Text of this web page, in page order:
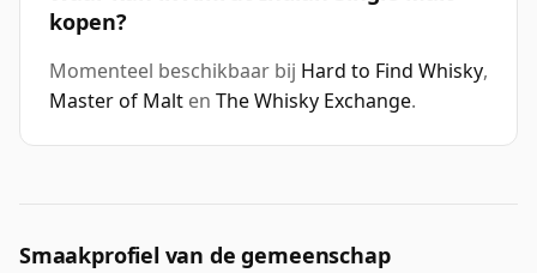
kopen?
Momenteel beschikbaar bij Hard to Find Whisky,
Master of Malt en The Whisky Exchange.
Smaakprofiel van de gemeenschap